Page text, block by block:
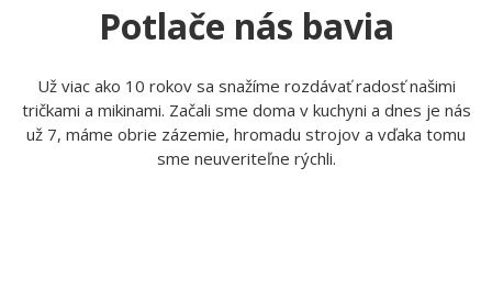
Potlače nás bavia
Už viac ako 10 rokov sa snažíme rozdávať radosť našimi
tričkami a mikinami. Začali sme doma v kuchyni a dnes je nás
už 7, máme obrie zázemie, hromadu strojov a vďaka tomu
sme neuveriteľne rýchli.